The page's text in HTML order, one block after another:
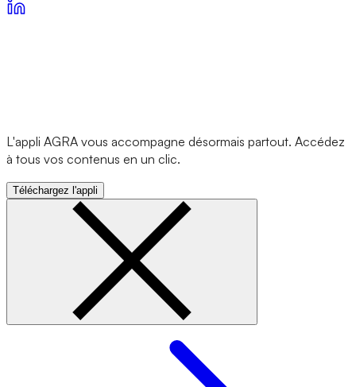
L'appli AGRA vous accompagne désormais partout. Accédez
à tous vos contenus en un clic.
Téléchargez l'appli